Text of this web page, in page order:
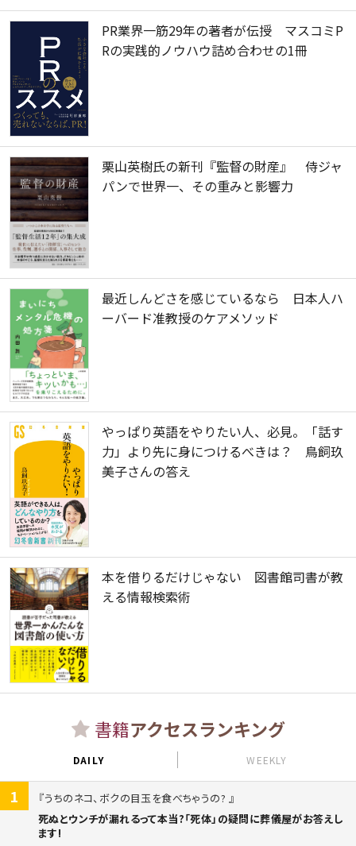
PR業界一筋29年の著者が伝授 マスコミP
Rの実践的ノウハウ詰め合わせの1冊
栗山英樹氏の新刊『監督の財産』 侍ジャ
パンで世界一、その重みと影響力
最近しんどさを感じているなら 日本人ハ
ーバード准教授のケアメソッド
やっぱり英語をやりたい人、必見。「話す
力」より先に身につけるべきは？ 鳥飼玖
美子さんの答え
本を借りるだけじゃない 図書館司書が教
える情報検索術
書籍アクセスランキング
DAILY WEEKLY
1
うちのネコ、ボクの目玉を食べちゃうの?
死ぬとウンチが漏れるって本当?「死体」の疑問に葬儀屋がお答えし
ます!